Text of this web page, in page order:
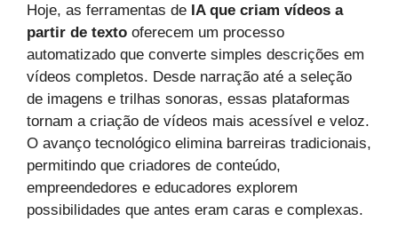
Hoje, as ferramentas de IA que criam vídeos a
partir de texto oferecem um processo
automatizado que converte simples descrições em
vídeos completos. Desde narração até a seleção
de imagens e trilhas sonoras, essas plataformas
tornam a criação de vídeos mais acessível e veloz.
O avanço tecnológico elimina barreiras tradicionais,
permitindo que criadores de conteúdo,
empreendedores e educadores explorem
possibilidades que antes eram caras e complexas.